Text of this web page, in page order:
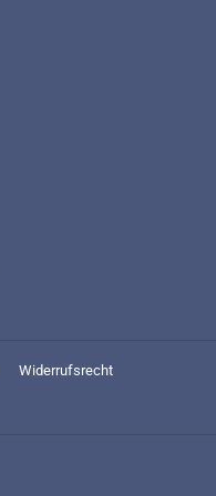
Widerrufsrecht